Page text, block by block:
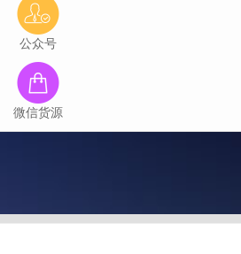
公众号
微信货源